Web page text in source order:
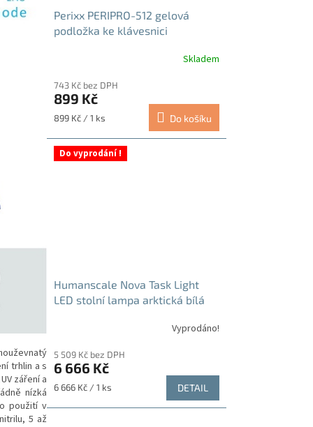
trhlin a s
záření a
nízká
použití v
5 až
Perixx PERIPRO-512 gelová
podložka ke klávesnici
Skladem
743 Kč bez DPH
899 Kč
Měrná
899 Kč / 1 ks Do košíku
Do vyprodání !
Humanscale Nova Task Light
LED stolní lampa arktická bílá
produktu
je
5,0
5
Vyprodáno!
5 509 Kč bez DPH
6 666 Kč
Měrná
6 666 Kč / 1 ks DETAIL